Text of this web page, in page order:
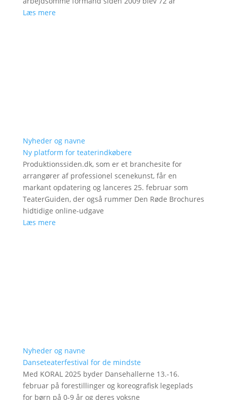
Læs mere
Nyheder og navne
Ny platform for teaterindkøbere
Produktionssiden.dk, som er et branchesite for
arrangører af professionel scenekunst, får en
markant opdatering og lanceres 25. februar som
TeaterGuiden, der også rummer Den Røde Brochures
hidtidige online-udgave
Læs mere
Nyheder og navne
Danseteaterfestival for de mindste
Med KORAL 2025 byder Dansehallerne 13.-16.
februar på forestillinger og koreografisk legeplads
for børn på 0-9 år og deres voksne